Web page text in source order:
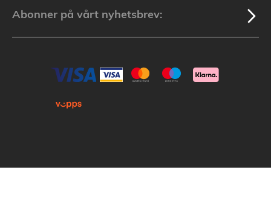
Abonner på vårt nyhetsbrev: